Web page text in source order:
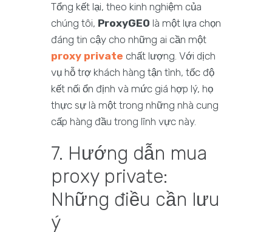
Tổng kết lại, theo kinh nghiệm của
chúng tôi, ProxyGEO là một lựa chọn
đáng tin cậy cho những ai cần một
proxy private chất lượng. Với dịch
vụ hỗ trợ khách hàng tận tình, tốc độ
kết nối ổn định và mức giá hợp lý, họ
thực sự là một trong những nhà cung
cấp hàng đầu trong lĩnh vực này.
7. Hướng dẫn mua
proxy private:
Những điều cần lưu
ý